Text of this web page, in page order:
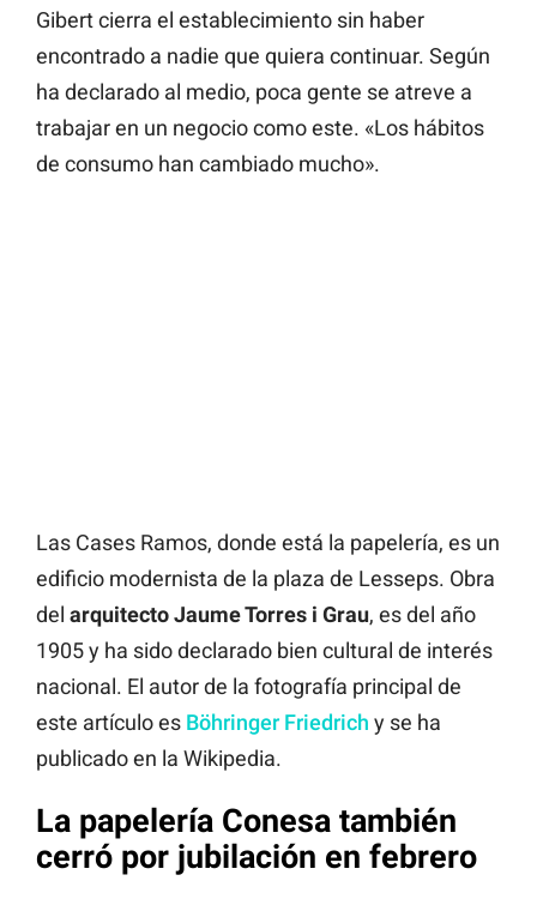
Gibert cierra el establecimiento sin haber
encontrado a nadie que quiera continuar. Según
ha declarado al medio, poca gente se atreve a
trabajar en un negocio como este. «Los hábitos
de consumo han cambiado mucho».
Las Cases Ramos, donde está la papelería, es un
edificio modernista de la plaza de Lesseps. Obra
del arquitecto Jaume Torres i Grau, es del año
1905 y ha sido declarado bien cultural de interés
nacional. El autor de la fotografía principal de
este artículo es Böhringer Friedrich y se ha
publicado en la Wikipedia.
La papelería Conesa también
cerró por jubilación en febrero